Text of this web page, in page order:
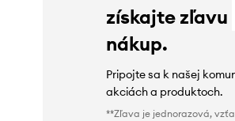
získajte zľavu
nákup.
Pripojte sa k našej
akciách a produktoch.
**Zľava je jednorazová,